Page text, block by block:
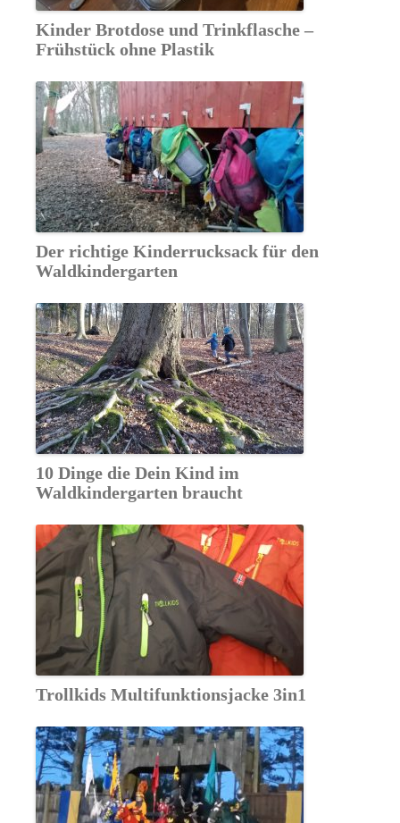
Kinder Brotdose und Trinkflasche –
Frühstück ohne Plastik
Der richtige Kinderrucksack für den
Waldkindergarten
10 Dinge die Dein Kind im
Waldkindergarten braucht
Trollkids Multifunktionsjacke 3in1